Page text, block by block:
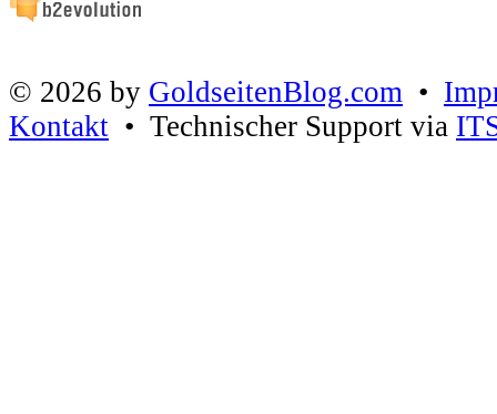
© 2026 by GoldseitenBlog.com •
Kontakt • Technischer Support via